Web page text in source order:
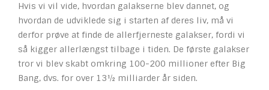
Hvis vi vil vide, hvordan galakserne blev dannet, og
hvordan de udviklede sig i starten af deres liv, må vi
derfor prøve at finde de allerfjerneste galakser, fordi vi
så kigger allerlængst tilbage i tiden. De første galakser
tror vi blev skabt omkring 100-200 millioner efter Big
Bang, dvs. for over 13½ milliarder år siden.